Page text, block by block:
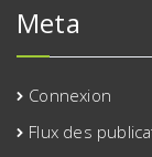
Meta
Connexion
Flux des